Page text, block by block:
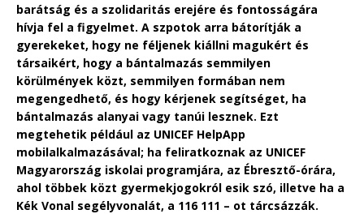
barátság és a szolidaritás erejére és fontosságára
hívja fel a figyelmet. A szpotok arra bátorítják a
gyerekeket, hogy ne féljenek kiállni magukért és
társaikért, hogy a bántalmazás semmilyen
körülmények közt, semmilyen formában nem
megengedhető, és hogy kérjenek segítséget, ha
bántalmazás alanyai vagy tanúi lesznek. Ezt
megtehetik például az UNICEF HelpApp
mobilalkalmazásával; ha feliratkoznak az UNICEF
Magyarország iskolai programjára, az Ébresztő-órára,
ahol többek közt gyermekjogokról esik szó, illetve ha a
Kék Vonal segélyvonalát, a 116 111 – ot tárcsázzák.